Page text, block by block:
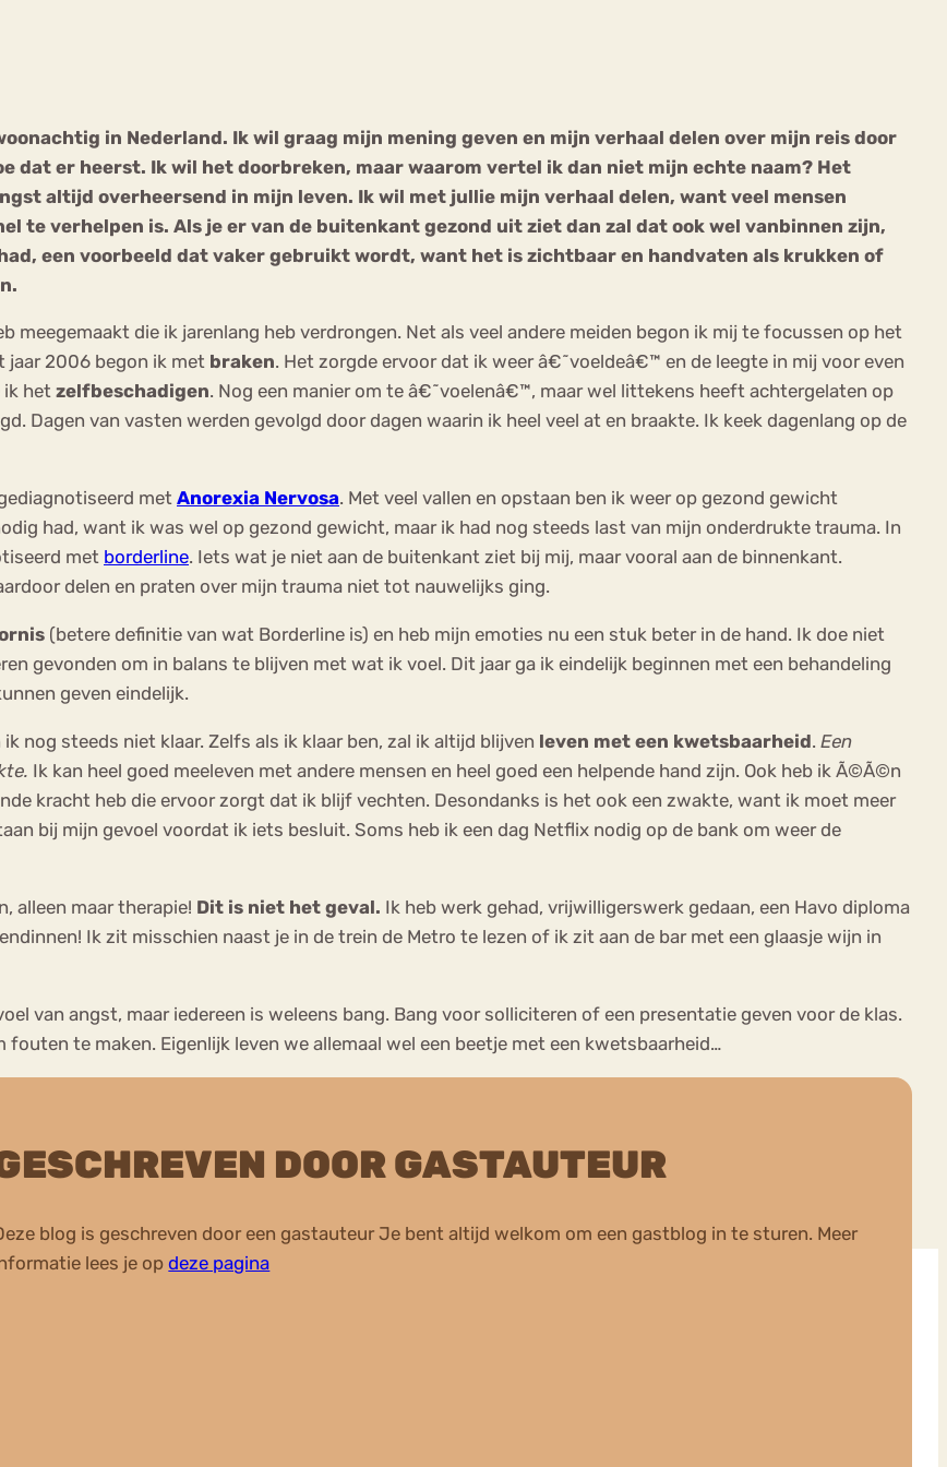
in Nederland. Ik wil graag mijn mening geven en mijn verhaal delen over mijn reis door
dat er heerst. Ik wil het doorbreken, maar waarom vertel ik dan niet mijn echte naam? Het
altijd overheersend in mijn leven. Ik wil met jullie mijn verhaal delen, want veel mensen
te verhelpen is. Als je er van de buitenkant gezond uit ziet dan zal dat ook wel vanbinnen zijn,
een voorbeeld dat vaker gebruikt wordt, want het is zichtbaar en handvaten als krukken of
meegemaakt die ik jarenlang heb verdrongen. Net als veel andere meiden begon ik mij te focussen op het
jaar 2006 begon ik met braken. Het zorgde ervoor dat ik weer â€˜voeldeâ€™ en de leegte in mij voor even
ik het zelfbeschadigen. Nog een manier om te â€˜voelenâ€™, maar wel littekens heeft achtergelaten op
Dagen van vasten werden gevolgd door dagen waarin ik heel veel at en braakte. Ik keek dagenlang op de
met Anorexia Nervosa. Met veel vallen en opstaan ben ik weer op gezond gewicht
had, want ik was wel op gezond gewicht, maar ik had nog steeds last van mijn onderdrukte trauma. In
met borderline. Iets wat je niet aan de buitenkant ziet bij mij, maar vooral aan de binnenkant.
delen en praten over mijn trauma niet tot nauwelijks ging.
(betere definitie van wat Borderline is) en heb mijn emoties nu een stuk beter in de hand. Ik doe niet
gevonden om in balans te blijven met wat ik voel. Dit jaar ga ik eindelijk beginnen met een behandeling
geven eindelijk.
nog steeds niet klaar. Zelfs als ik klaar ben, zal ik altijd blijven leven met een kwetsbaarheid. Een
Ik kan heel goed meeleven met andere mensen en heel goed een helpende hand zijn. Ook heb ik Ã©Ã©n
kracht heb die ervoor zorgt dat ik blijf vechten. Desondanks is het ook een zwakte, want ik moet meer
bij mijn gevoel voordat ik iets besluit. Soms heb ik een dag Netflix nodig op de bank om weer de
alleen maar therapie! Dit is niet het geval. Ik heb werk gehad, vrijwilligerswerk gedaan, een Havo diploma
Ik zit misschien naast je in de trein de Metro te lezen of ik zit aan de bar met een glaasje wijn in
van angst, maar iedereen is weleens bang. Bang voor solliciteren of een presentatie geven voor de klas.
te maken. Eigenlijk leven we allemaal wel een beetje met een kwetsbaarheid…
DOOR GASTAUTEUR
blog is geschreven door een gastauteur Je bent altijd welkom om een gastblog in te sturen. Meer
lees je opdeze pagina
Anorexia Nervosa Eetbuien Piekeren Sport
Trauma